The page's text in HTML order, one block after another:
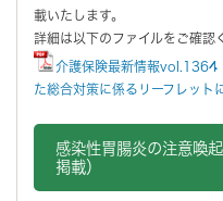
載いたします。
詳細は以下のファイルをご確認
介護保険最新情報vol.1364
た総合対策に係るリーフレット
感染性胃腸炎の注意喚
掲載）